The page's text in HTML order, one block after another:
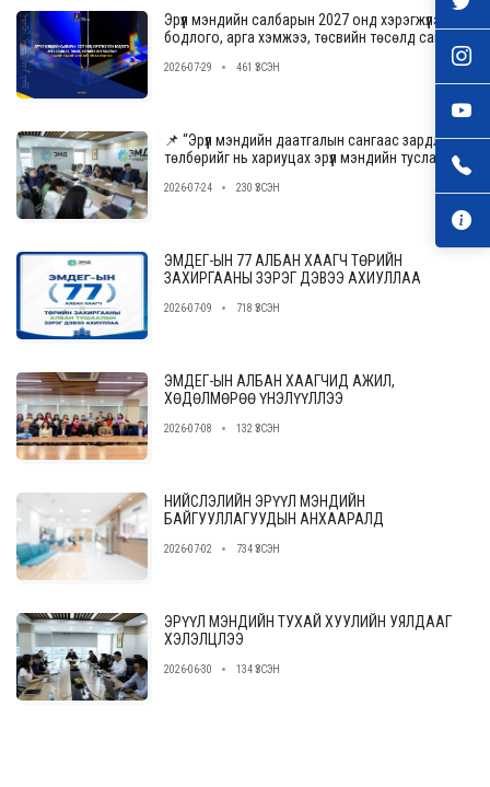
Эрүүл мэндийн салбарын 2027 онд хэрэгжүүлэх
бодлого, арга хэмжээ, төсвийн төсөлд саналаа
2026-07-29 461 ҮЗСЭН
📌 “Эрүүл мэндийн даатгалын сангаас зардлын
төлбөрийг нь хариуцах эрүүл мэндийн тусламж,
шалгаруулах журам”-ын төслийн ээлжит
2026-07-24 230 ҮЗСЭН
ЭМДЕГ-ЫН 77 АЛБАН ХААГЧ ТӨРИЙН
ЗАХИРГААНЫ ЗЭРЭГ ДЭВЭЭ АХИУЛЛАА
2026-07-09 718 ҮЗСЭН
ЭМДЕГ-ЫН АЛБАН ХААГЧИД АЖИЛ,
ХӨДӨЛМӨРӨӨ ҮНЭЛҮҮЛЛЭЭ
2026-07-08 132 ҮЗСЭН
НИЙСЛЭЛИЙН ЭРҮҮЛ МЭНДИЙН
БАЙГУУЛЛАГУУДЫН АНХААРАЛД
2026-07-02 734 ҮЗСЭН
ЭРҮҮЛ МЭНДИЙН ТУХАЙ ХУУЛИЙН УЯЛДААГ
ХЭЛЭЛЦЛЭЭ
2026-06-30 134 ҮЗСЭН